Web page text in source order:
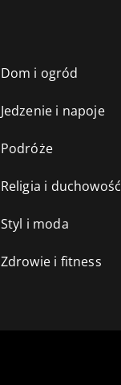
Dom i ogród
Jedzenie i napoje
Podróże
Religia i duchowość
Styl i moda
Zdrowie i fitness